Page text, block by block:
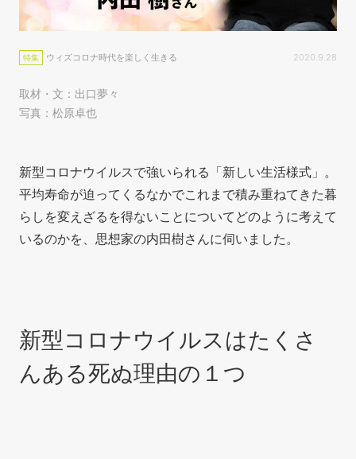
特集 ウィズコロナ時代を楽しく生きる 2020.9.28
取材・文：出口夢々
写真：松原卓也
新型コロナウイルスで強いられる「新しい生活様式」。
平均寿命が迫ってくるなかでこれまで積み重ねてきた暮
らしを変えざるを得ないことについてどのように考えて
いるのかを、思想家の内田樹さんに伺いました。
新型コロナウイルスはたくさ
んある死ぬ理由の１つ